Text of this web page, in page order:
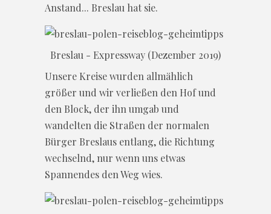
Anstand... Breslau hat sie.
Breslau - Expressway (Dezember 2019)
Unsere Kreise wurden allmählich
größer und wir verließen den Hof und
den Block, der ihn umgab und
wandelten die Straßen der normalen
Bürger Breslaus entlang, die Richtung
wechselnd, nur wenn uns etwas
Spannendes den Weg wies.